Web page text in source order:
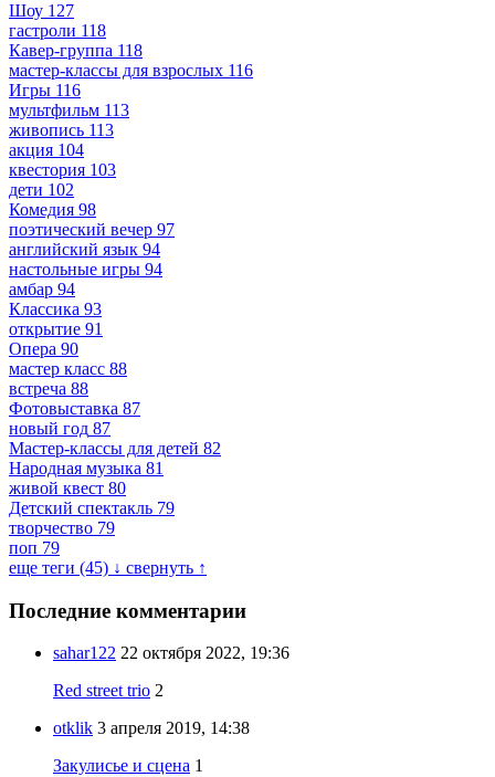
Шоу 127
гастроли 118
Кавер-группа 118
мастер-классы для взрослых 116
Игры 116
мультфильм 113
живопись 113
акция 104
квестория 103
дети 102
Комедия 98
поэтический вечер 97
английский язык 94
настольные игры 94
амбар 94
Классика 93
открытие 91
Опера 90
мастер класс 88
встреча 88
Фотовыставка 87
новый год 87
Мастер-классы для детей 82
Народная музыка 81
живой квест 80
Детский спектакль 79
творчество 79
поп 79
еще теги (45) ↓ свернуть ↑
Последние комментарии
sahar122 22 октября 2022, 19:36
Red street trio 2
otklik 3 апреля 2019, 14:38
Закулисье и сцена 1